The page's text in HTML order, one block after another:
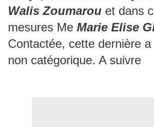
Walis Zoumarou et dans
mesures Me Marie Elise
Contactée, cette dernière
non catégorique. A suivre